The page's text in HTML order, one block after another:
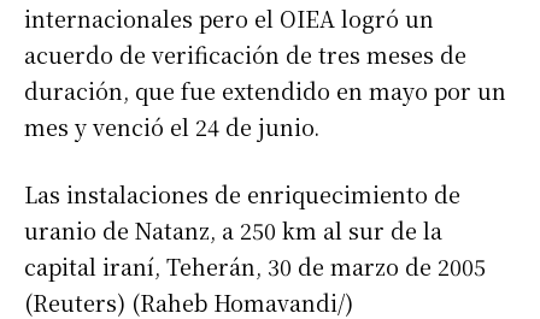
internacionales pero el OIEA logró un
acuerdo de verificación de tres meses de
duración, que fue extendido en mayo por un
mes y venció el 24 de junio.
Las instalaciones de enriquecimiento de
uranio de Natanz, a 250 km al sur de la
capital iraní, Teherán, 30 de marzo de 2005
(Reuters) (Raheb Homavandi/)